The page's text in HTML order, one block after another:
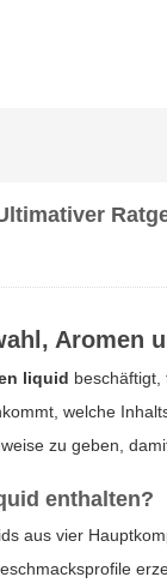
Aromen
liquid beschäftigt,
welche
zu geben,
enthalten?
aus vier